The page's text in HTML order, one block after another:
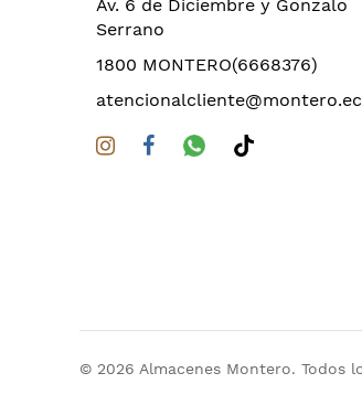
Av. 6 de Diciembre y Gonzalo
Serrano
1800 MONTERO(6668376)
atencionalcliente@montero.ec
© 2026 Almacenes Montero. Todos